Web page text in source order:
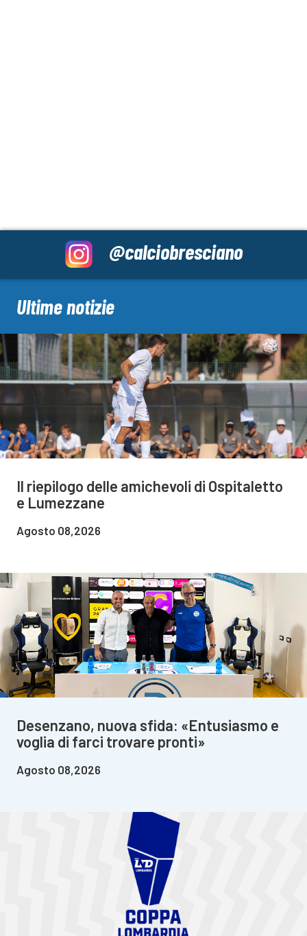
@calciobresciano
Ultime notizie
Il riepilogo delle amichevoli di Ospitaletto
e Lumezzane
Agosto 08,2026
Desenzano, nuova sfida: «Entusiasmo e
voglia di farci trovare pronti»
Agosto 08,2026